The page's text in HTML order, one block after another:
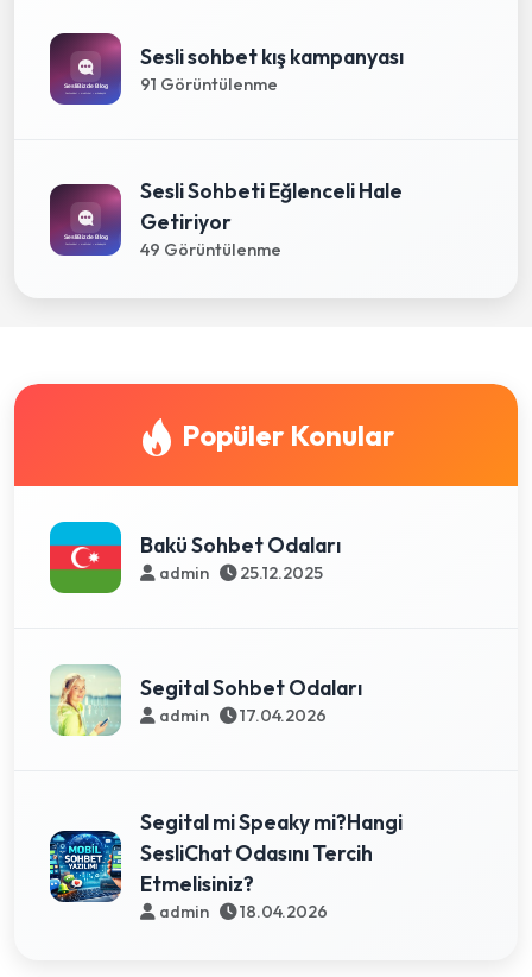
Sesli sohbet kış kampanyası
91 Görüntülenme
Sesli Sohbeti Eğlenceli Hale
Getiriyor
49 Görüntülenme
Popüler Konular
Bakü Sohbet Odaları
admin 25.12.2025
Segital Sohbet Odaları
admin 17.04.2026
Segital mi Speaky mi?Hangi
SesliChat Odasını Tercih
Etmelisiniz?
admin 18.04.2026